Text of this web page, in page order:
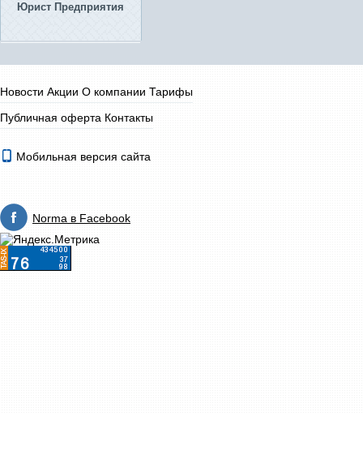
Юрист Предприятия
Новости Акции О компании Тарифы
Публичная оферта Контакты
Мобильная версия сайта
Norma в Facebook